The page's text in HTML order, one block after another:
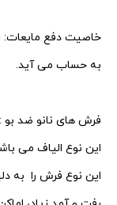
خاصیت دفع مایعات:
به حساب می آید.
فرش های نانو ضد بو
این نوع الیاف می
این نوع فرش را به